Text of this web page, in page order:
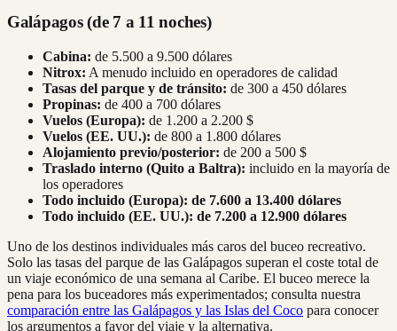
Galápagos (de 7 a 11 noches)
Cabina: de 5.500 a 9.500 dólares
Nitrox: A menudo incluido en operadores de calidad
Tasas del parque y de tránsito: de 300 a 450 dólares
Propinas: de 400 a 700 dólares
Vuelos (Europa): de 1.200 a 2.200 $
Vuelos (EE. UU.): de 800 a 1.800 dólares
Alojamiento previo/posterior: de 200 a 500 $
Traslado interno (Quito a Baltra): incluido en la mayoría de
los operadores
Todo incluido (Europa): de 7.600 a 13.400 dólares
Todo incluido (EE. UU.): de 7.200 a 12.900 dólares
Uno de los destinos individuales más caros del buceo recreativo.
Solo las tasas del parque de las Galápagos superan el coste total de
un viaje económico de una semana al Caribe. El buceo merece la
pena para los buceadores más experimentados; consulta nuestra
comparación entre las Galápagos y las Islas del Coco para conocer
los argumentos a favor del viaje y la alternativa.